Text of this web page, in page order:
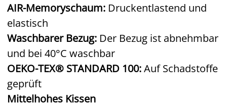
AIR-Memoryschaum: Druckentlastend und
elastisch
Waschbarer Bezug: Der Bezug ist abnehmbar
und bei 40°C waschbar
OEKO-TEX® STANDARD 100:Auf Schadstoffe
geprüft
Mittelhohes Kissen